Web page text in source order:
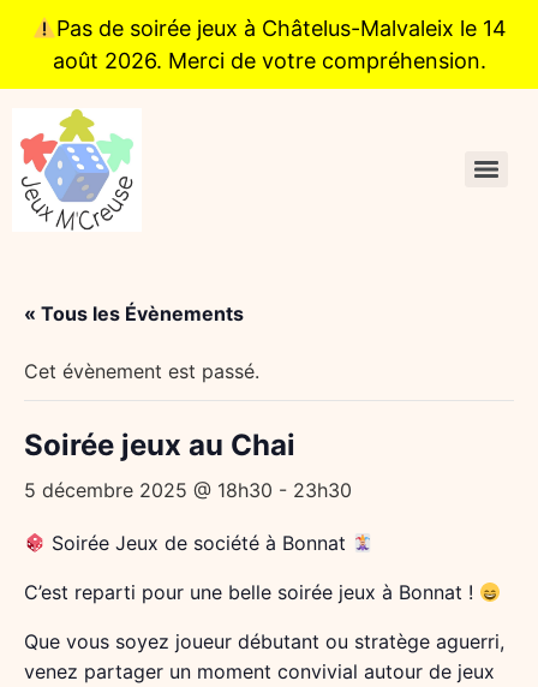
Pas de soirée jeux à Châtelus-Malvaleix le 14
août 2026. Merci de votre compréhension.
« Tous les Évènements
Cet évènement est passé.
Soirée jeux au Chai
5 décembre 2025 @ 18h30 - 23h30
Soirée Jeux de société à Bonnat
C’est reparti pour une belle soirée jeux à Bonnat !
Que vous soyez joueur débutant ou stratège aguerri,
venez partager un moment convivial autour de jeux